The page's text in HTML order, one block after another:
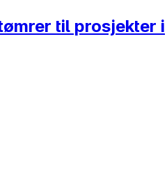
til prosjekter i